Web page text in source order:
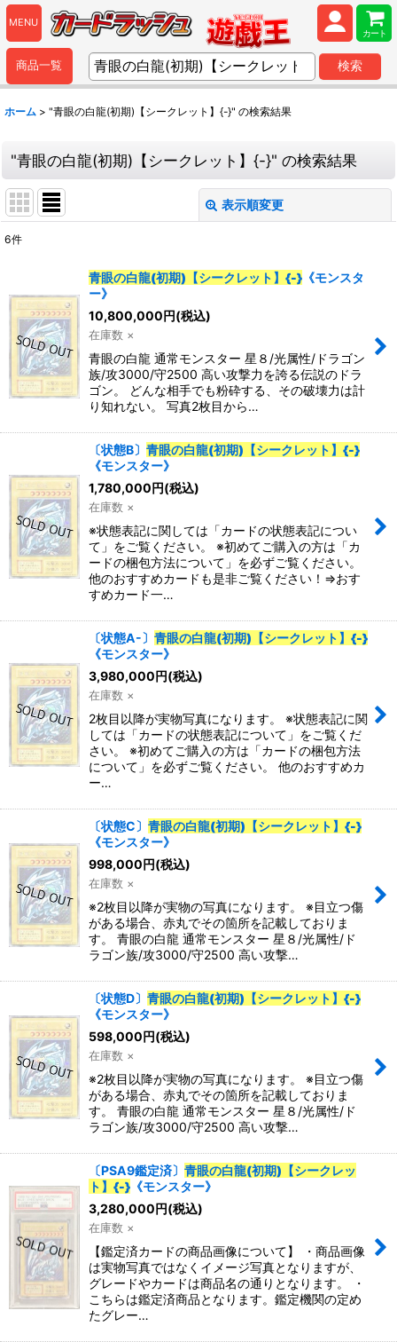
MENU
カート
商品一覧 検索
ホーム > "青眼の白龍(初期)【シークレット】{-}" の検索結果
"青眼の白龍(初期)【シークレット】{-}" の検索結果
表示順変更
表示数:
並び順:
カテゴリ:
絞り込む
6件
青眼の白龍(初期)【シークレット】{-} 《モンスタ
ー》
10,800,000円(税込)
在庫数 ×
青眼の白龍 通常モンスター 星８/光属性/ドラゴン
族/攻3000/守2500 高い攻撃力を誇る伝説のドラ
ゴン。 どんな相手でも粉砕する、その破壊力は計
り知れない。 写真2枚目から…
〔状態B〕 青眼の白龍(初期)【シークレット】{-}
《モンスター》
1,780,000円(税込)
在庫数 ×
※状態表記に関しては「カードの状態表記につい
て」をご覧ください。 ※初めてご購入の方は「カ
ードの梱包方法について」を必ずご覧ください。
他のおすすめカードも是非ご覧ください！⇒おす
すめカード一…
〔状態A-〕 青眼の白龍(初期)【シークレット】{-}
《モンスター》
3,980,000円(税込)
在庫数 ×
2枚目以降が実物写真になります。 ※状態表記に関
しては「カードの状態表記について」をご覧くだ
さい。 ※初めてご購入の方は「カードの梱包方法
について」を必ずご覧ください。 他のおすすめカ
ー…
〔状態C〕 青眼の白龍(初期)【シークレット】{-}
《モンスター》
998,000円(税込)
在庫数 ×
※2枚目以降が実物の写真になります。 ※目立つ傷
がある場合、赤丸でその箇所を記載しておりま
す。 青眼の白龍 通常モンスター 星８/光属性/ド
ラゴン族/攻3000/守2500 高い攻撃…
〔状態D〕 青眼の白龍(初期)【シークレット】{-}
《モンスター》
598,000円(税込)
在庫数 ×
※2枚目以降が実物の写真になります。 ※目立つ傷
がある場合、赤丸でその箇所を記載しておりま
す。 青眼の白龍 通常モンスター 星８/光属性/ド
ラゴン族/攻3000/守2500 高い攻撃…
〔PSA9鑑定済〕 青眼の白龍(初期)【シークレッ
ト】{-} 《モンスター》
3,280,000円(税込)
在庫数 ×
【鑑定済カードの商品画像について】 ・商品画像
は実物写真ではなくイメージ写真となりますが、
グレードやカードは商品名の通りとなります。 ・
こちらは鑑定済商品となります。鑑定機関の定め
たグレー…